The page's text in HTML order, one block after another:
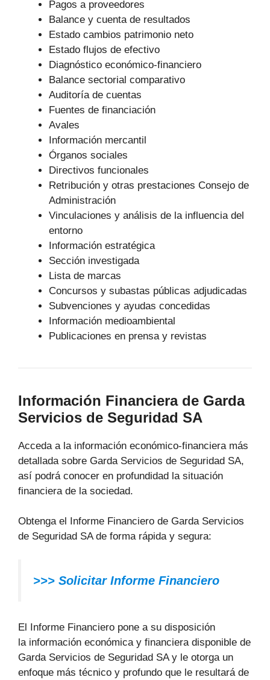
Pagos a proveedores
Balance y cuenta de resultados
Estado cambios patrimonio neto
Estado flujos de efectivo
Diagnóstico económico-financiero
Balance sectorial comparativo
Auditoría de cuentas
Fuentes de financiación
Avales
Información mercantil
Órganos sociales
Directivos funcionales
Retribución y otras prestaciones Consejo de
Administración
Vinculaciones y análisis de la influencia del
entorno
Información estratégica
Sección investigada
Lista de marcas
Concursos y subastas públicas adjudicadas
Subvenciones y ayudas concedidas
Información medioambiental
Publicaciones en prensa y revistas
Información Financiera de Garda
Servicios de Seguridad SA
Acceda a la información económico-financiera más
detallada sobre Garda Servicios de Seguridad SA,
así podrá conocer en profundidad la situación
financiera de la sociedad.
Obtenga el Informe Financiero de Garda Servicios
de Seguridad SA de forma rápida y segura:
>>> Solicitar Informe Financiero
El Informe Financiero pone a su disposición
la información económica y financiera disponible de
Garda Servicios de Seguridad SA y le otorga un
enfoque más técnico y profundo que le resultará de